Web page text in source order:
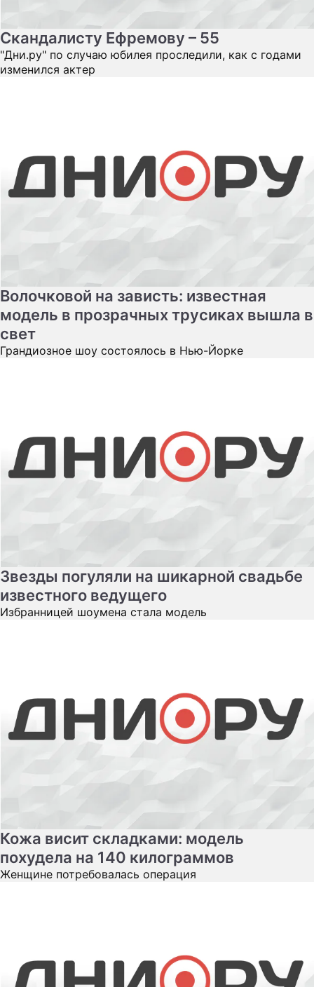
Скандалисту Ефремову – 55
"Дни.ру" по случаю юбилея проследили, как с годами
изменился актер
Волочковой на зависть: известная
модель в прозрачных трусиках вышла в
свет
Грандиозное шоу состоялось в Нью-Йорке
Звезды погуляли на шикарной свадьбе
известного ведущего
Избранницей шоумена стала модель
Кожа висит складками: модель
похудела на 140 килограммов
Женщине потребовалась операция